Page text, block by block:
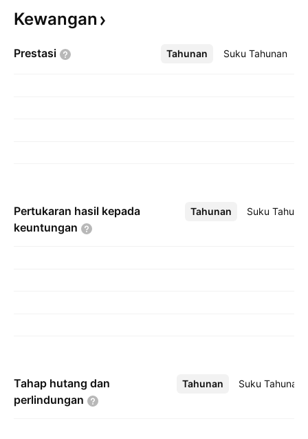
Kewangan
Prestasi Tahunan Suku Tahunan
Lebih
Pertukaran hasil kepada
keuntungan
Tahunan Suku
Lebih
Tahap hutang dan
perlindungan
Tahunan Suku Tahunan
Lebih